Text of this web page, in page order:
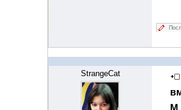
StrangeCat